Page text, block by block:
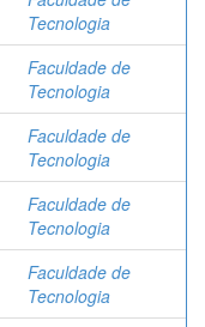
Tecnologia
Faculdade de
Tecnologia
Faculdade de
Tecnologia
Faculdade de
Tecnologia
Faculdade de
Tecnologia